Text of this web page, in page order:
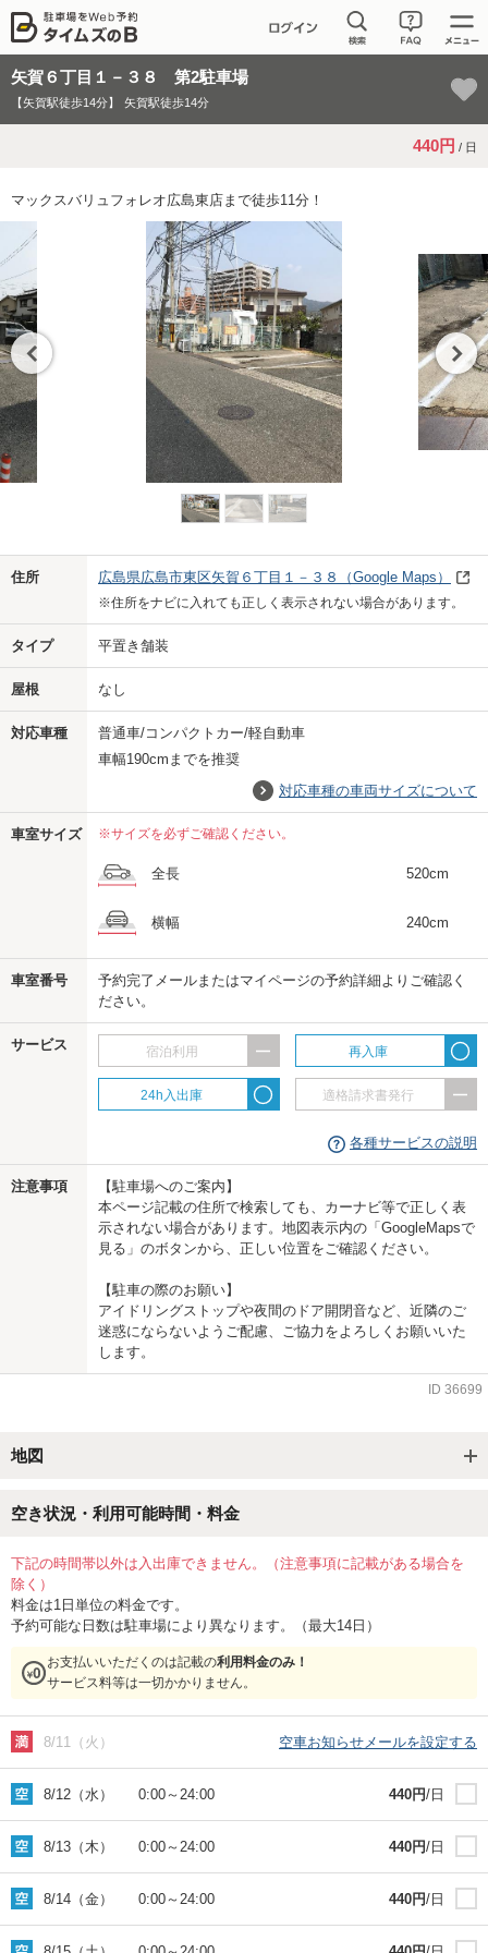
矢賀６丁目１－３８ 第2駐車場
【矢賀駅徒歩14分】 矢賀駅徒歩14分
440円 / 日
マックスバリュフォレオ広島東店まで徒歩11分！
us
住所
広島県広島市東区矢賀６丁目１－３８ （Google Maps）
※住所をナビに入れても正しく表示されない場合があります。
タイプ 平置き舗装
屋根 なし
対応車種
普通車/コンパクトカー/軽自動車
車幅190cmまでを推奨
対応車種の車両サイズについて
車室サイズ ※サイズを必ずご確認ください。
全長 520cm
横幅 240cm
車室番号
予約完了メールまたはマイページの予約詳細よりご確認く
ださい。
サービス 宿泊利用 再入庫
24h入出庫 適格請求書発行
各種サービスの説明
注意事項
【駐車場へのご案内】
本ページ記載の住所で検索しても、カーナビ等で正しく表
示されない場合があります。地図表示内の「GoogleMapsで
見る」のボタンから、正しい位置をご確認ください。
【駐車の際のお願い】
アイドリングストップや夜間のドア開閉音など、近隣のご
迷惑にならないようご配慮、ご協力をよろしくお願いいた
します。
ID 36699
地図
空き状況・利用可能時間・料金
下記の時間帯以外は入出庫できません。（注意事項に記載がある場合を
除く）
料金は1日単位の料金です。
予約可能な日数は駐車場により異なります。（最大14日）
お支払いいただくのは記載の利用料金のみ！
サービス料等は一切かかりません。
8/11（火） 空車お知らせメールを設定する
8/12（水） 0:00～ 24:00 440円/日
8/13（木） 0:00～ 24:00 440円/日
8/14（金） 0:00～ 24:00 440円/日